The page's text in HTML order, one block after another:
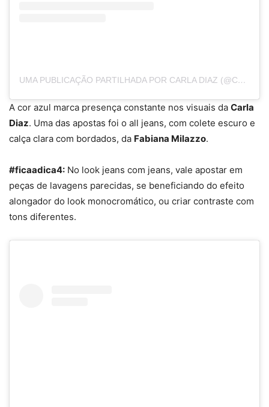
UMA PUBLICAÇÃO PARTILHADA POR CARLA DIAZ (@CARLADIAZ)
A cor azul marca presença constante nos visuais da Carla
Diaz. Uma das apostas foi o all jeans, com colete escuro e
calça clara com bordados, da Fabiana Milazzo.
#ficaadica4: No look jeans com jeans, vale apostar em
peças de lavagens parecidas, se beneficiando do efeito
alongador do look monocromático, ou criar contraste com
tons diferentes.